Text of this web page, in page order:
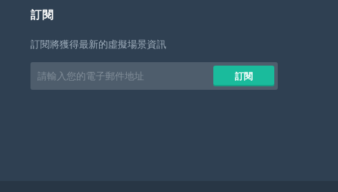
訂閱
訂閱將獲得最新的虛擬場景資訊
Email
address
訂閱